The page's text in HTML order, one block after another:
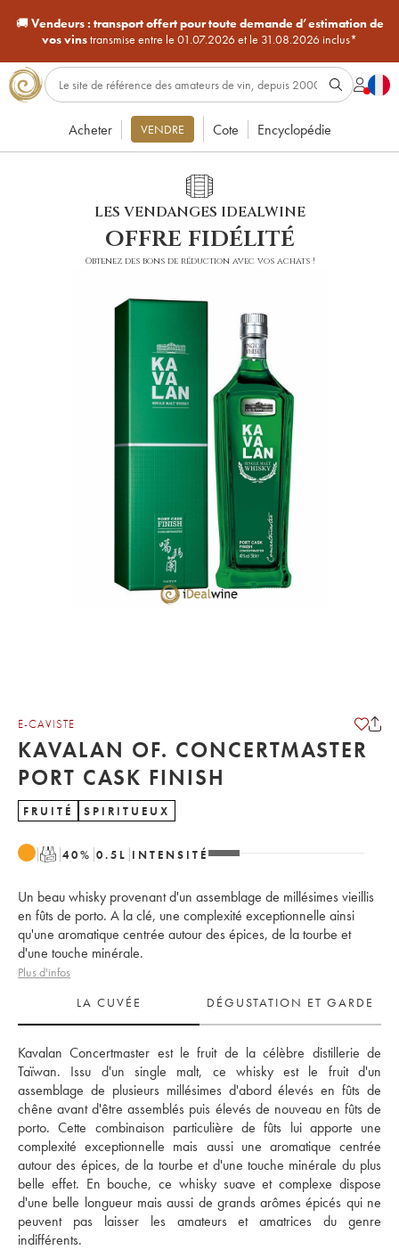
🚚Vendeurs : transport offert pour toute demande d’estimation de
vos vinstransmise entre le 01.07.2026 et le 31.08.2026 inclus*
Acheter VENDRE Cote Encyclopédie
LES VENDANGES IDEALWINE
offre fidélité
Obtenez des bons de réduction avec vos achats !
E-CAVISTE
KAVALAN OF. CONCERTMASTER
PORT CASK FINISH
FRUITÉ SPIRITUEUX
T 40% 0.5 L INTENSITÉ
Un beau whisky provenant d'un assemblage de millésimes vieillis
en fûts de porto. A la clé, une complexité exceptionnelle ainsi
qu'une aromatique centrée autour des épices, de la tourbe et
d'une touche minérale.
Plus d'infos
LA CUVÉE
DÉGUSTATION ET GARDE
Kavalan Concertmaster est le fruit de la célèbre distillerie de
Taïwan. Issu d'un single malt, ce whisky est le fruit d'un
assemblage de plusieurs millésimes d'abord élevés en fûts de
chêne avant d'être assemblés puis élevés de nouveau en fûts de
porto. Cette combinaison particulière de fûts lui apporte une
complexité exceptionnelle mais aussi une aromatique centrée
autour des épices, de la tourbe et d'une touche minérale du plus
belle effet. En bouche, ce whisky suave et complexe dispose
d'une belle longueur mais aussi de grands arômes épicés qui ne
peuvent pas laisser les amateurs et amatrices du genre
indifférents.